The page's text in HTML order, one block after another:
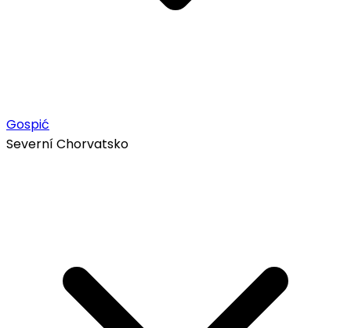
Gospić
Severní Chorvatsko